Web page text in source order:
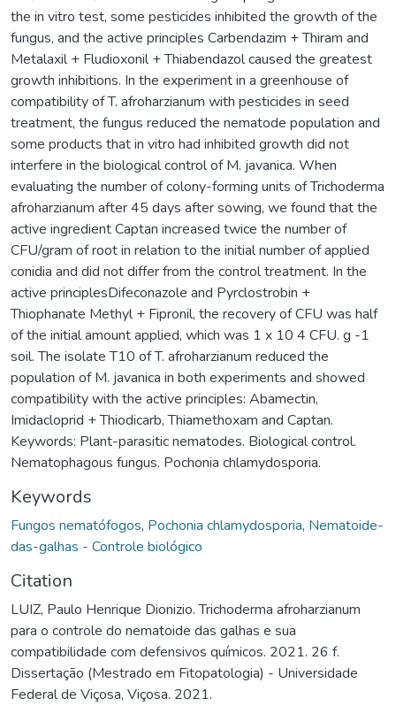
the in vitro test, some pesticides inhibited the growth of the
fungus, and the active principles Carbendazim + Thiram and
Metalaxil + Fludioxonil + Thiabendazol caused the greatest
growth inhibitions. In the experiment in a greenhouse of
compatibility of T. afroharzianum with pesticides in seed
treatment, the fungus reduced the nematode population and
some products that in vitro had inhibited growth did not
interfere in the biological control of M. javanica. When
evaluating the number of colony-forming units of Trichoderma
afroharzianum after 45 days after sowing, we found that the
active ingredient Captan increased twice the number of
CFU/gram of root in relation to the initial number of applied
conidia and did not differ from the control treatment. In the
active principlesDifeconazole and Pyrclostrobin +
Thiophanate Methyl + Fipronil, the recovery of CFU was half
of the initial amount applied, which was 1 x 10 4 CFU. g -1
soil. The isolate T10 of T. afroharzianum reduced the
population of M. javanica in both experiments and showed
compatibility with the active principles: Abamectin,
Imidacloprid + Thiodicarb, Thiamethoxam and Captan.
Keywords: Plant-parasitic nematodes. Biological control.
Nematophagous fungus. Pochonia chlamydosporia.
Keywords
Fungos nematófogos, Pochonia chlamydosporia, Nematoide-
das-galhas - Controle biológico
Citation
LUIZ, Paulo Henrique Dionizio. Trichoderma afroharzianum
para o controle do nematoide das galhas e sua
compatibilidade com defensivos químicos. 2021. 26 f.
Dissertação (Mestrado em Fitopatologia) - Universidade
Federal de Viçosa, Viçosa. 2021.